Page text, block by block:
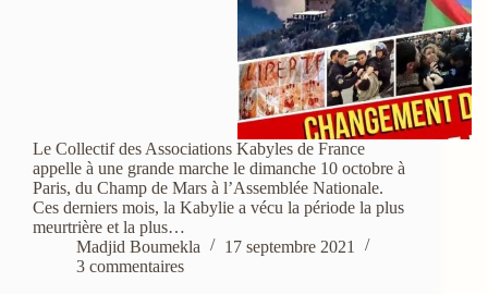
Le Collectif des Associations Kabyles de France
appelle à une grande marche le dimanche 10 octobre à
Paris, du Champ de Mars à l’Assemblée Nationale.
Ces derniers mois, la Kabylie a vécu la période la plus
meurtrière et la plus…
Madjid Boumekla
17 septembre 2021
3 commentaires